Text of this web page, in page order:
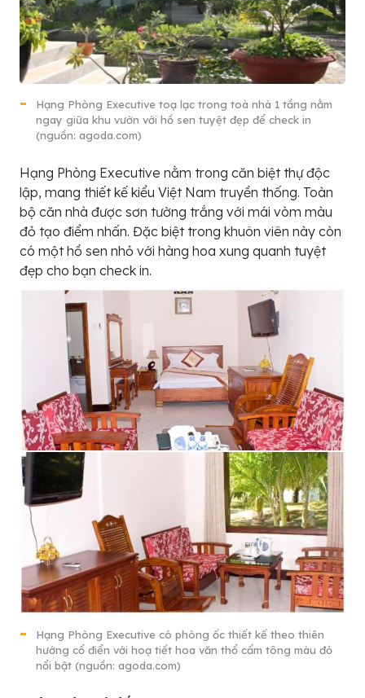
Hạng Phòng Executive toạ lạc trong toà nhà 1 tầng nằm
ngay giữa khu vườn với hồ sen tuyệt đẹp để check in
(nguồn: agoda.com)
Hạng Phòng Executive nằm trong căn biệt thự độc
lập, mang thiết kế kiểu Việt Nam truyền thống. Toàn
bộ căn nhà được sơn tường trắng với mái vòm màu
đỏ tạo điểm nhấn. Đặc biệt trong khuôn viên này còn
có một hồ sen nhỏ với hàng hoa xung quanh tuyệt
đẹp cho bạn check in.
Hạng Phòng Executive có phòng ốc thiết kế theo thiên
hướng cổ điển với hoạ tiết hoa văn thổ cẩm tông màu đỏ
nổi bật (nguồn: agoda.com)